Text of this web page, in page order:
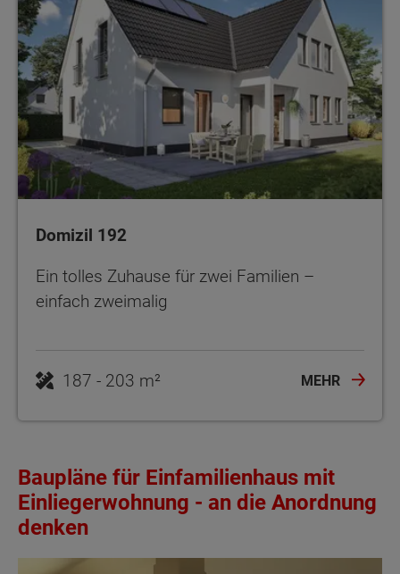
Domizil 192
Ein tolles Zuhause für zwei Familien –
einfach zweimalig
187 - 203 m² MEHR
Baupläne für Einfamilienhaus mit
Einliegerwohnung - an die Anordnung
denken